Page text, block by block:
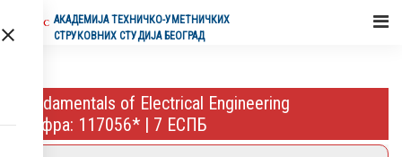
АКАДЕМИЈA ТЕХНИЧКО-УМЕТНИЧКИХ
СТРУКОВНИХ СТУДИЈА БЕОГРАД
Fundamentals of Electrical Engineering
Шифра: 117056* | 7 ЕСПБ